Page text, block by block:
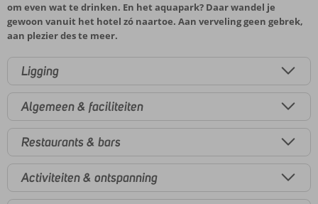
om even wat te drinken. En het aquapark? Daar wandel je
gewoon vanuit het hotel zó naartoe. Aan verveling geen gebrek,
aan plezier des te meer.
Ligging
Algemeen & faciliteiten
Restaurants & bars
Activiteiten & ontspanning